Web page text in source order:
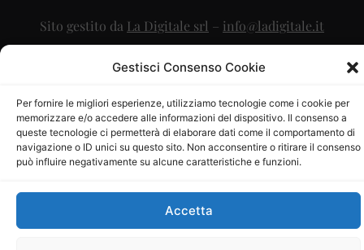
Gestisci Consenso Cookie
Per fornire le migliori esperienze, utilizziamo tecnologie come i cookie per
memorizzare e/o accedere alle informazioni del dispositivo. Il consenso a
queste tecnologie ci permetterà di elaborare dati come il comportamento di
navigazione o ID unici su questo sito. Non acconsentire o ritirare il consenso
può influire negativamente su alcune caratteristiche e funzioni.
Accetta
Sito gestito da La Digitale srl – info@ladigitale.it